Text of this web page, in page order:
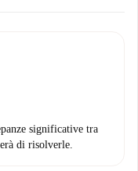
significative tra
di risolverle.